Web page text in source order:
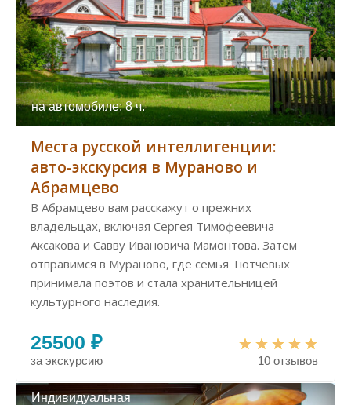
на автомобиле: 8 ч.
Места русской интеллигенции:
авто-экскурсия в Мураново и
Абрамцево
В Абрамцево вам расскажут о прежних
владельцах, включая Сергея Тимофеевича
Аксакова и Савву Ивановича Мамонтова. Затем
отправимся в Мураново, где семья Тютчевых
принимала поэтов и стала хранительницей
культурного наследия.
25500 ₽
за экскурсию 10 отзывов
Индивидуальная